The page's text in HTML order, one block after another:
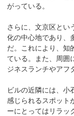
がっている。
さらに、文京区とい
化の中心地であり、
だ。これにより、知
ている。また、周囲
ジネスランチやアフ
ビルの近隣には、小
感じられるスポット
ーにとってはリラッ